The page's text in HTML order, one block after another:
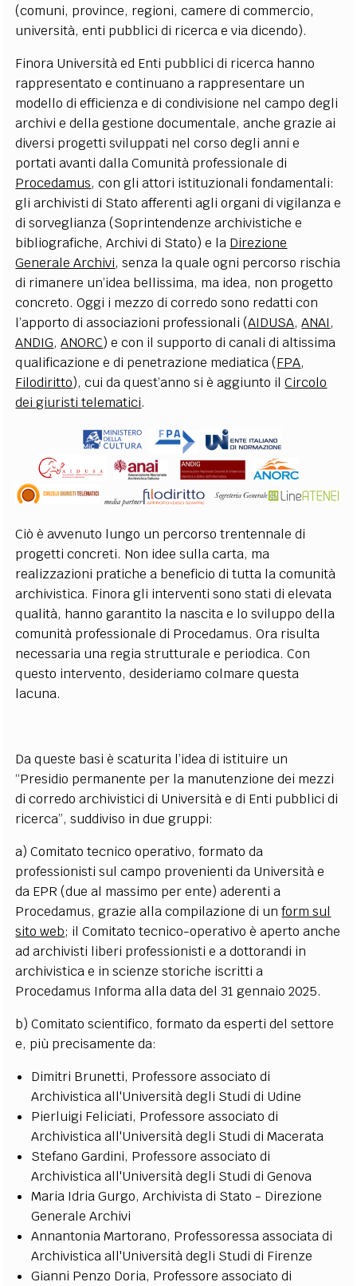
(comuni, province, regioni, camere di commercio,
università, enti pubblici di ricerca e via dicendo).
Finora Università ed Enti pubblici di ricerca hanno
rappresentato e continuano a rappresentare un
modello di efficienza e di condivisione nel campo degli
archivi e della gestione documentale, anche grazie ai
diversi progetti sviluppati nel corso degli anni e
portati avanti dalla Comunità professionale di
Procedamus, con gli attori istituzionali fondamentali:
gli archivisti di Stato afferenti agli organi di vigilanza e
di sorveglianza (Soprintendenze archivistiche e
bibliografiche, Archivi di Stato) e la Direzione
Generale Archivi, senza la quale ogni percorso rischia
di rimanere un’idea bellissima, ma idea, non progetto
concreto. Oggi i mezzo di corredo sono redatti con
l’apporto di associazioni professionali (AIDUSA,ANAI,
ANDIG,ANORC) e con il supporto di canali di altissima
qualificazione e di penetrazione mediatica (FPA,
Filodiritto), cui da quest’anno si è aggiunto ilCircolo
dei giuristi telematici.
Ciò è avvenuto lungo un percorso trentennale di
progetti concreti. Non idee sulla carta, ma
realizzazioni pratiche a beneficio di tutta la comunità
archivistica. Finora gli interventi sono stati di elevata
qualità, hanno garantito la nascita e lo sviluppo della
comunità professionale di Procedamus. Ora risulta
necessaria una regia strutturale e periodica. Con
questo intervento, desideriamo colmare questa
lacuna.
Da queste basi è scaturita l’idea di istituire un
“Presidio permanente per la manutenzione dei mezzi
di corredo archivistici di Università e di Enti pubblici di
ricerca”, suddiviso in due gruppi:
a) Comitato tecnico operativo, formato da
professionisti sul campo provenienti da Università e
da EPR (due al massimo per ente) aderenti a
Procedamus, grazie alla compilazione di unform sul
sito web; il Comitato tecnico-operativo è aperto anche
ad archivisti liberi professionisti e a dottorandi in
archivistica e in scienze storiche iscritti a
Procedamus Informa alla data del 31 gennaio 2025.
b) Comitato scientifico, formato da esperti del settore
e, più precisamente da:
Dimitri Brunetti, Professore associato di
Archivistica all'Università degli Studi di Udine
Pierluigi Feliciati, Professore associato di
Archivistica all'Università degli Studi di Macerata
Stefano Gardini, Professore associato di
Archivistica all'Università degli Studi di Genova
Maria Idria Gurgo, Archivista di Stato - Direzione
Generale Archivi
Annantonia Martorano, Professoressa associata di
Archivistica all'Università degli Studi di Firenze
Gianni Penzo Doria, Professore associato di